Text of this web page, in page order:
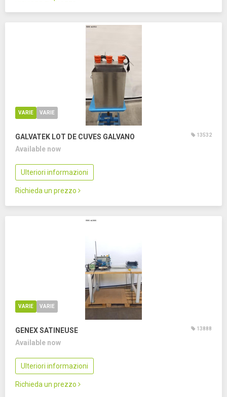
VARIE VARIE
GALVATEK LOT DE CUVES GALVANO 13532
Available now
Ulteriori informazioni
Richieda un prezzo
VARIE VARIE
GENEX SATINEUSE 13888
Available now
Ulteriori informazioni
Richieda un prezzo